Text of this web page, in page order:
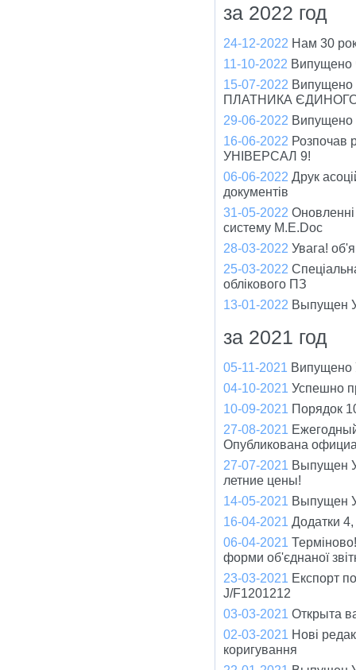
за 2022 год
24-12-2022 Нам 30
11-10-2022 Випущено
15-07-2022
ПЛАТНИКА
29-06-2022 Випущено
16-06-2022 Розпочав
УНІВЕРСАЛ 9!
06-06-2022 Друк
документів
31-05-2022
систему M.E.Doc
28-03-2022 Увага!
25-03-2022
облікового ПЗ
13-01-2022 Выпущен
за 2021 год
05-11-2021 Випущено
04-10-2021 Успешно
10-09-2021 Порядок
27-08-2021
Опубликована
27-07-2021 Выпущен
летние цены!
14-05-2021 Выпущен
16-04-2021 Додатки
06-04-2021
форми об'єднаної
23-03-2021 Експорт
J/F1201212
03-03-2021 Открыта
02-03-2021 Нові
коригування